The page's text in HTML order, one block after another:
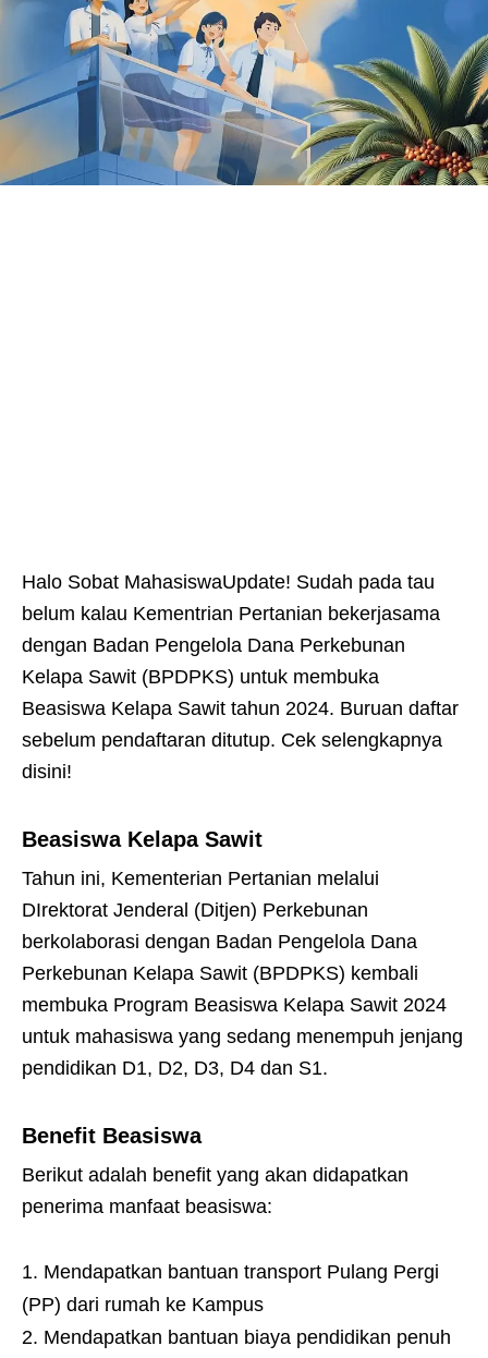
Halo Sobat MahasiswaUpdate! Sudah pada tau
belum kalau Kementrian Pertanian bekerjasama
dengan Badan Pengelola Dana Perkebunan
Kelapa Sawit (BPDPKS) untuk membuka
Beasiswa Kelapa Sawit tahun 2024. Buruan daftar
sebelum pendaftaran ditutup. Cek selengkapnya
disini!
Beasiswa Kelapa Sawit
Tahun ini, Kementerian Pertanian melalui
DIrektorat Jenderal (Ditjen) Perkebunan
berkolaborasi dengan Badan Pengelola Dana
Perkebunan Kelapa Sawit (BPDPKS) kembali
membuka Program Beasiswa Kelapa Sawit 2024
untuk mahasiswa yang sedang menempuh jenjang
pendidikan D1, D2, D3, D4 dan S1.
Benefit Beasiswa
Berikut adalah benefit yang akan didapatkan
penerima manfaat beasiswa:
Mendapatkan bantuan transport Pulang Pergi
(PP) dari rumah ke Kampus
Mendapatkan bantuan biaya pendidikan penuh